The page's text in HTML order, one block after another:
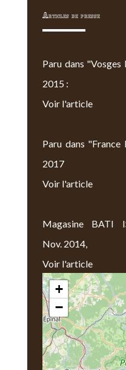
Articles de presse
Paru dans
2015 :
Voir l'article
Paru dans "France
2017
Voir l'article
Magasine BATI
Nov. 2014,
Voir l'article
Nous Trouver
+
−